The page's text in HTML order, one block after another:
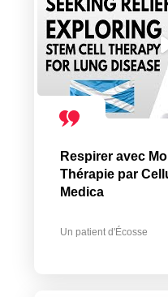
Respirer avec
Thérapie par
Medica
Un patient d'Écosse